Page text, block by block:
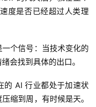
度是否已经超过人类理
个信号：当技术变化的
会找到具体的出口。
的 AI 行业都处于加速状
缩到周，有时候是天。